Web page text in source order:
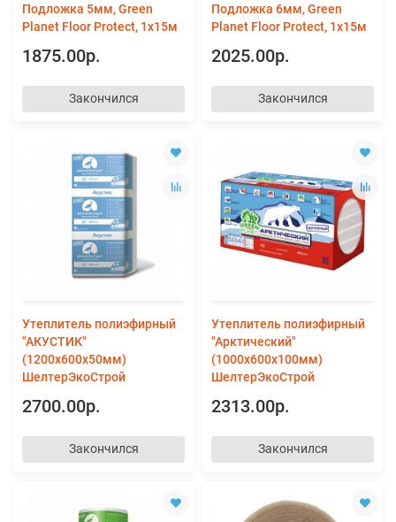
Подложка 5мм, Green
Planet Floor Protect, 1х15м
1875.00р.
Закончился
Подложка 6мм, Green
Planet Floor Protect, 1х15м
2025.00р.
Закончился
Утеплитель полиэфирный
"АКУСТИК"
(1200х600х50мм)
ШелтерЭкоСтрой
2700.00р.
Закончился
Утеплитель полиэфирный
"Арктический"
(1000х600х100мм)
ШелтерЭкоСтрой
2313.00р.
Закончился